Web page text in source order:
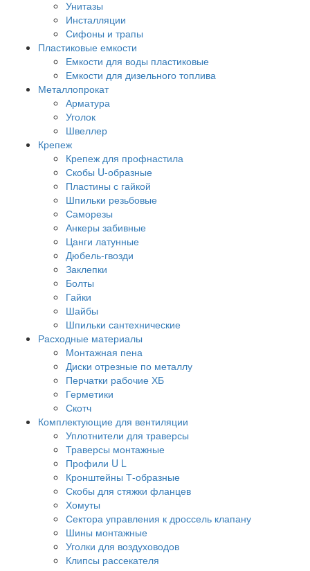
Унитазы
Инсталляции
Сифоны и трапы
Пластиковые емкости
Емкости для воды пластиковые
Емкости для дизельного топлива
Металлопрокат
Арматура
Уголок
Швеллер
Крепеж
Крепеж для профнастила
Скобы U-образные
Пластины с гайкой
Шпильки резьбовые
Саморезы
Анкеры забивные
Цанги латунные
Дюбель-гвозди
Заклепки
Болты
Гайки
Шайбы
Шпильки сантехнические
Расходные материалы
Монтажная пена
Диски отрезные по металлу
Перчатки рабочие ХБ
Герметики
Скотч
Комплектующие для вентиляции
Уплотнители для траверсы
Траверсы монтажные
Профили U L
Кронштейны Т-образные
Скобы для стяжки фланцев
Хомуты
Сектора управления к дроссель клапану
Шины монтажные
Уголки для воздуховодов
Клипсы рассекателя